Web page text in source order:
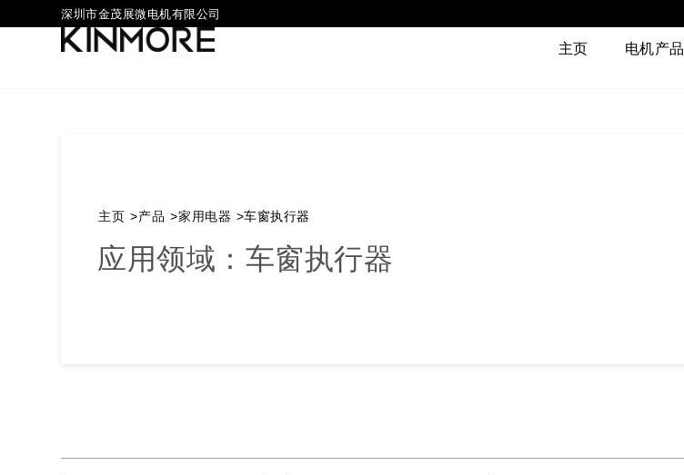
深圳市金茂展微电机有限公司
主页 电机产品
主页 >产品 >家用电器 >车窗执行器
应用领域：车窗执行器